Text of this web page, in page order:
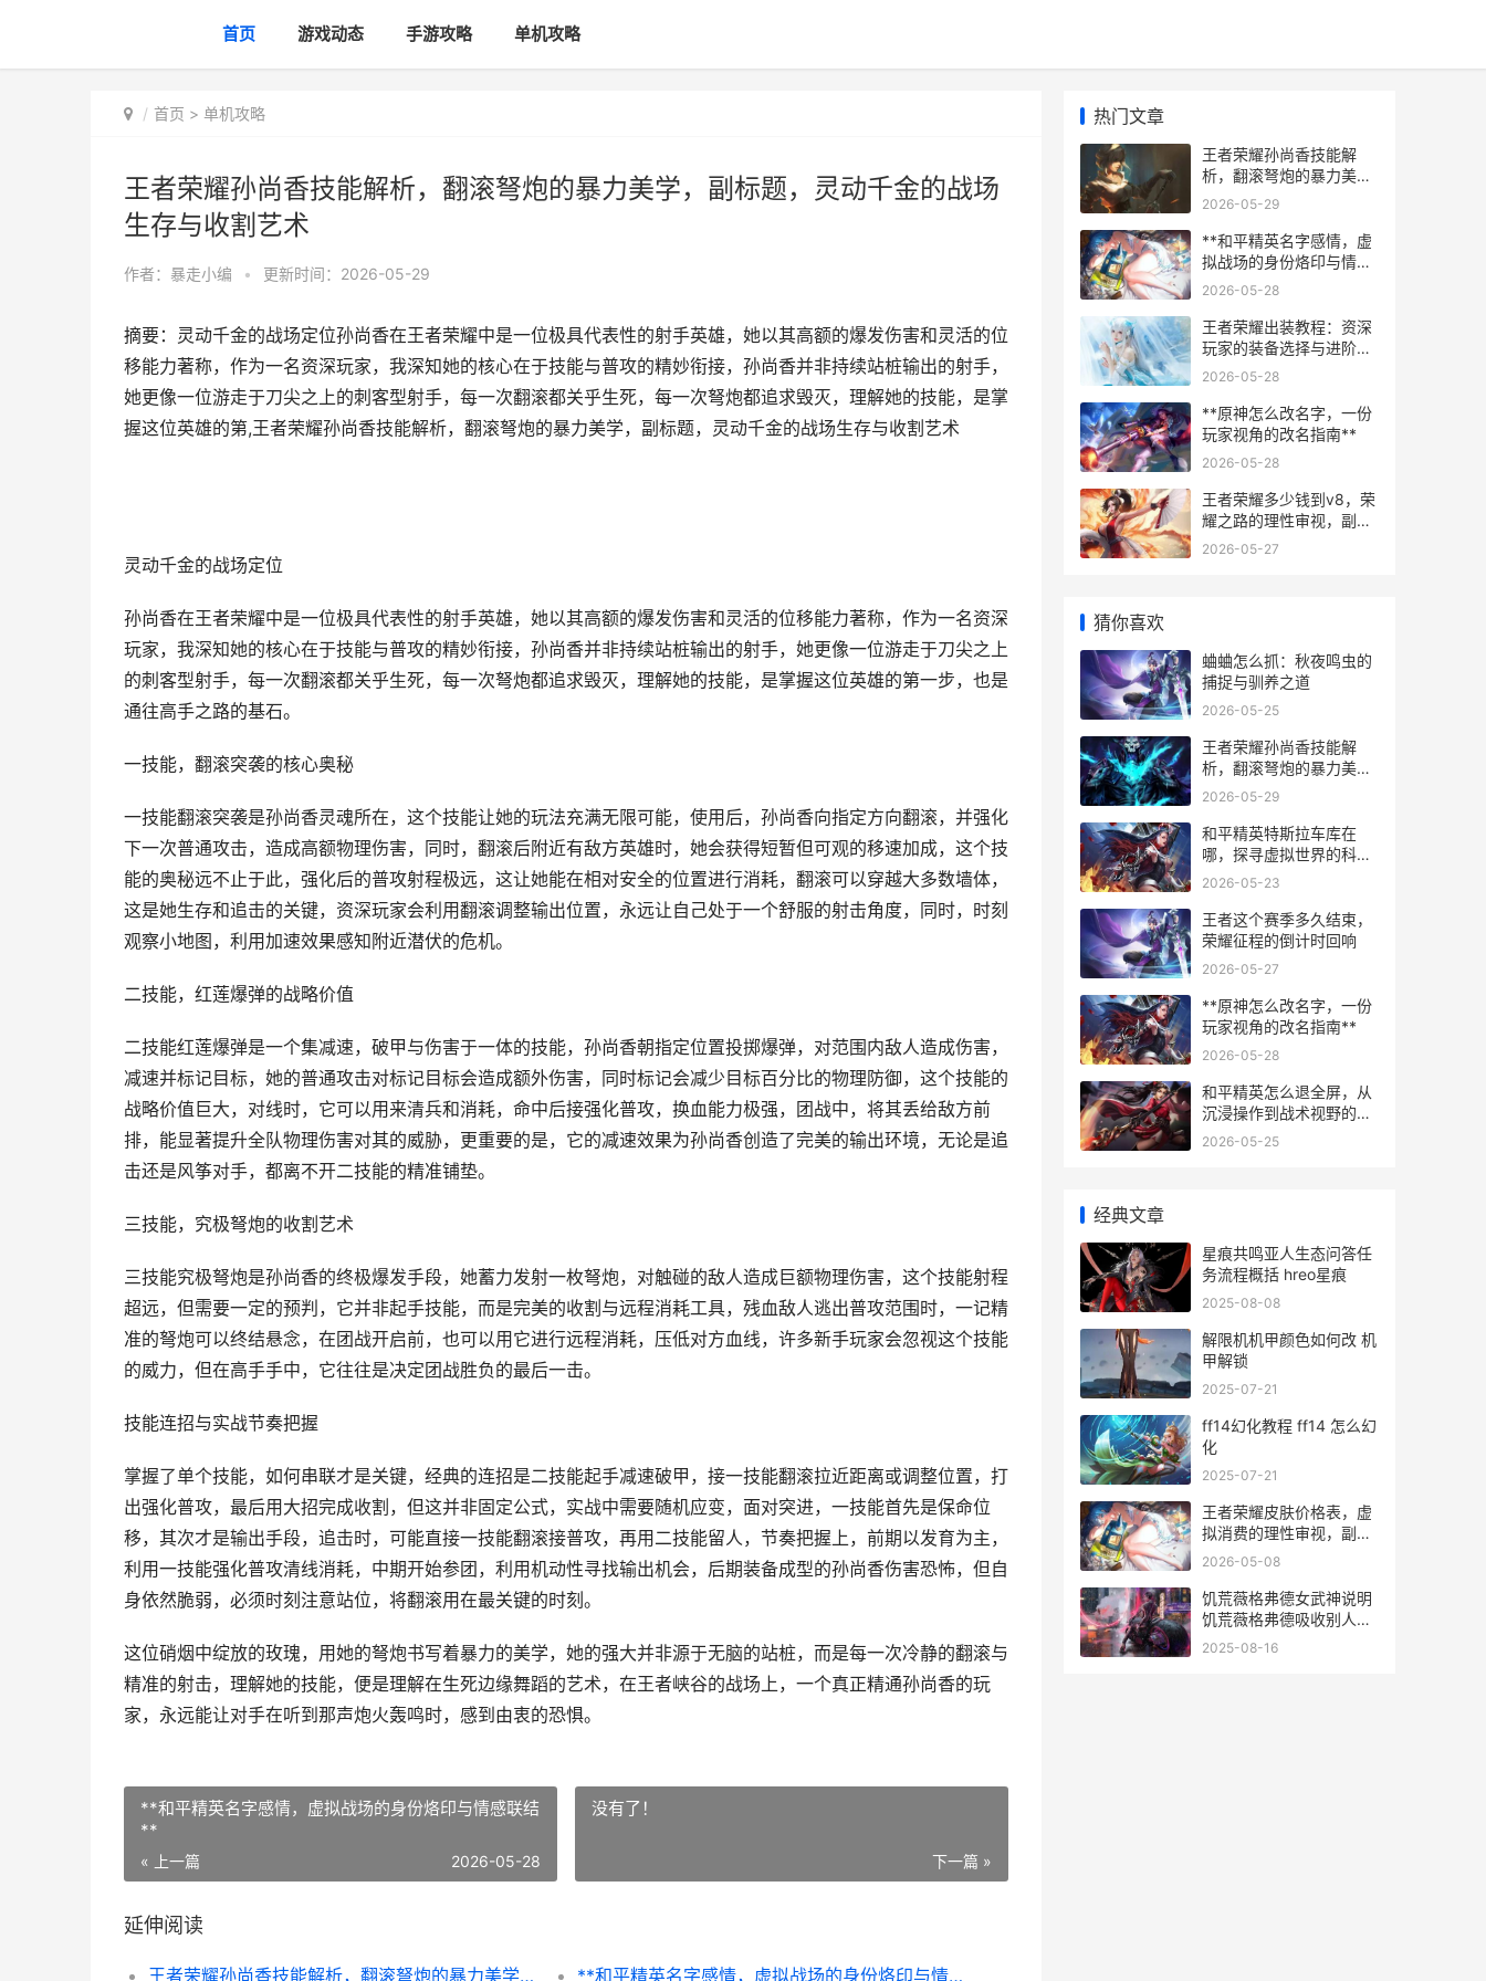
首页 游戏动态 手游攻略 单机攻略
首页 > 单机攻略
王者荣耀孙尚香技能解析，翻滚弩炮的暴力美学，副标题，灵动千金的战场
生存与收割艺术
作者： 暴走小编 • 更新时间：2026-05-29
摘要：灵动千金的战场定位孙尚香在王者荣耀中是一位极具代表性的射手英雄，她以其高额的爆发伤害和灵活的位
移能力著称，作为一名资深玩家，我深知她的核心在于技能与普攻的精妙衔接，孙尚香并非持续站桩输出的射手，
她更像一位游走于刀尖之上的刺客型射手，每一次翻滚都关乎生死，每一次弩炮都追求毁灭，理解她的技能，是掌
握这位英雄的第,王者荣耀孙尚香技能解析，翻滚弩炮的暴力美学，副标题，灵动千金的战场生存与收割艺术
灵动千金的战场定位
孙尚香在王者荣耀中是一位极具代表性的射手英雄，她以其高额的爆发伤害和灵活的位移能力著称，作为一名资深
玩家，我深知她的核心在于技能与普攻的精妙衔接，孙尚香并非持续站桩输出的射手，她更像一位游走于刀尖之上
的刺客型射手，每一次翻滚都关乎生死，每一次弩炮都追求毁灭，理解她的技能，是掌握这位英雄的第一步，也是
通往高手之路的基石。
一技能，翻滚突袭的核心奥秘
一技能翻滚突袭是孙尚香灵魂所在，这个技能让她的玩法充满无限可能，使用后，孙尚香向指定方向翻滚，并强化
下一次普通攻击，造成高额物理伤害，同时，翻滚后附近有敌方英雄时，她会获得短暂但可观的移速加成，这个技
能的奥秘远不止于此，强化后的普攻射程极远，这让她能在相对安全的位置进行消耗，翻滚可以穿越大多数墙体，
这是她生存和追击的关键，资深玩家会利用翻滚调整输出位置，永远让自己处于一个舒服的射击角度，同时，时刻
观察小地图，利用加速效果感知附近潜伏的危机。
二技能，红莲爆弹的战略价值
二技能红莲爆弹是一个集减速，破甲与伤害于一体的技能，孙尚香朝指定位置投掷爆弹，对范围内敌人造成伤害，
减速并标记目标，她的普通攻击对标记目标会造成额外伤害，同时标记会减少目标百分比的物理防御，这个技能的
战略价值巨大，对线时，它可以用来清兵和消耗，命中后接强化普攻，换血能力极强，团战中，将其丢给敌方前
排，能显著提升全队物理伤害对其的威胁，更重要的是，它的减速效果为孙尚香创造了完美的输出环境，无论是追
击还是风筝对手，都离不开二技能的精准铺垫。
三技能，究极弩炮的收割艺术
三技能究极弩炮是孙尚香的终极爆发手段，她蓄力发射一枚弩炮，对触碰的敌人造成巨额物理伤害，这个技能射程
超远，但需要一定的预判，它并非起手技能，而是完美的收割与远程消耗工具，残血敌人逃出普攻范围时，一记精
准的弩炮可以终结悬念，在团战开启前，也可以用它进行远程消耗，压低对方血线，许多新手玩家会忽视这个技能
的威力，但在高手手中，它往往是决定团战胜负的最后一击。
技能连招与实战节奏把握
掌握了单个技能，如何串联才是关键，经典的连招是二技能起手减速破甲，接一技能翻滚拉近距离或调整位置，打
出强化普攻，最后用大招完成收割，但这并非固定公式，实战中需要随机应变，面对突进，一技能首先是保命位
移，其次才是输出手段，追击时，可能直接一技能翻滚接普攻，再用二技能留人，节奏把握上，前期以发育为主，
利用一技能强化普攻清线消耗，中期开始参团，利用机动性寻找输出机会，后期装备成型的孙尚香伤害恐怖，但自
身依然脆弱，必须时刻注意站位，将翻滚用在最关键的时刻。
这位硝烟中绽放的玫瑰，用她的弩炮书写着暴力的美学，她的强大并非源于无脑的站桩，而是每一次冷静的翻滚与
精准的射击，理解她的技能，便是理解在生死边缘舞蹈的艺术，在王者峡谷的战场上，一个真正精通孙尚香的玩
家，永远能让对手在听到那声炮火轰鸣时，感到由衷的恐惧。
**和平精英名字感情，虚拟战场的身份烙印与情感联结
**
« 上一篇 2026-05-28
没有了！
下一篇 »
延伸阅读
王者荣耀孙尚香技能解析，翻滚弩炮的暴力美学，副标题，灵动千金的战场生存与收割艺术 **和平精英名字感情，虚拟战场的身份烙印与情感联结**
热门文章
王者荣耀孙尚香技能解
析，翻滚弩炮的暴力美
学，副标题，灵动千金的
2026-05-29
**和平精英名字感情，虚
拟战场的身份烙印与情感
联结**
2026-05-28
王者荣耀出装教程：资深
玩家的装备选择与进阶思
路，副标题：从基础到精
2026-05-28
**原神怎么改名字，一份
玩家视角的改名指南**
2026-05-28
王者荣耀多少钱到v8，荣
耀之路的理性审视，副标
题，一段虚拟与现实的消
2026-05-27
猜你喜欢
蛐蛐怎么抓：秋夜鸣虫的
捕捉与驯养之道
2026-05-25
王者荣耀孙尚香技能解
析，翻滚弩炮的暴力美
学，副标题，灵动千金的
2026-05-29
和平精英特斯拉车库在
哪，探寻虚拟世界的科技
宝藏
2026-05-23
王者这个赛季多久结束，
荣耀征程的倒计时回响
2026-05-27
**原神怎么改名字，一份
玩家视角的改名指南**
2026-05-28
和平精英怎么退全屏，从
沉浸操作到战术视野的回
归
2026-05-25
经典文章
星痕共鸣亚人生态问答任
务流程概括 hreo星痕
2025-08-08
解限机机甲颜色如何改 机
甲解锁
2025-07-21
ff14幻化教程 ff14 怎么幻
化
2025-07-21
王者荣耀皮肤价格表，虚
拟消费的理性审视，副标
题，从数据到心理的价值
2026-05-08
饥荒薇格弗德女武神说明
饥荒薇格弗德吸收别人能
力
2025-08-16